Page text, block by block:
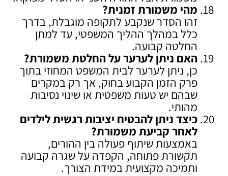
מהי משמורת זמנית?
זהו הסדר שנקבע לתקופה מוגבלת, בדרך
כלל במהלך ההליך המשפטי, עד למתן
החלטה קבועה.
האם ניתן לערער על החלטת משמורת?
כן, ניתן לערער לבית המשפט המחוזי בתוך
פרק הזמן הקבוע בחוק, אך רק במקרים
שבהם יש טעות משפטית או שינוי נסיבות
מהותי.
כיצד ניתן להבטיח יציבות רגשית לילדים
לאחר קביעת משמורת?
באמצעות שיתוף פעולה בין ההורים,
תקשורת פתוחה, הקפדה על שגרה קבועה
ותמיכה מקצועית במידת הצורך.